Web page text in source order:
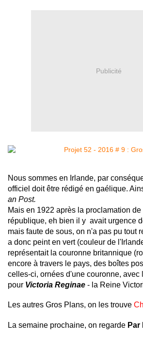
Publicité
Nous sommes en Irlande, par
officiel doit être rédigé en gaélique.
an Post.
Mais en 1922 après la proclamation
république, eh bien il y avait urgence
mais faute de sous, on n'a pas pu tout
a donc peint en vert (couleur de
représentait la couronne britannique
encore à travers le pays, des boîtes
celles-ci, ornées d'une couronne, avec
pour Victoria Reginae - la Reine
Les autres Gros Plans, on les trouve
La semaine prochaine, on regarde Par